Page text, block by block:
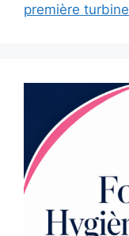
première turbine